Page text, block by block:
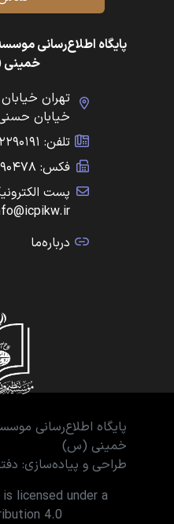
پایگاه اطلاع‌رسانی
تهران
خیابان
تلفن: ۲۲۲۹۰۱۹۱-۰۲۱ الی ۵
فکس: ۲۲۲۹۰۴۷۸
پست
درباره‌ما
پایگاه اطلاع‌رسانی
خمینی (س)
طراحی و پیاده‌سازی:
licensed under a
4.0